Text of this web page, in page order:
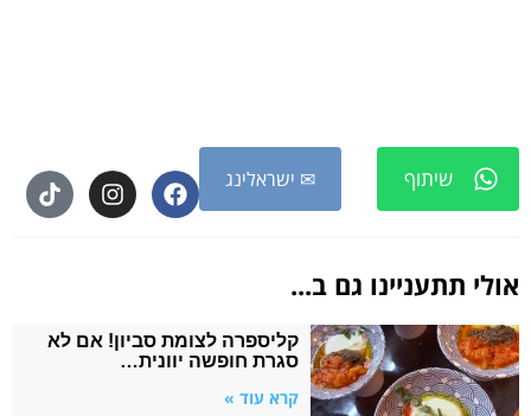
שיתוף ✉ ישראלינג
אולי תתעניינו גם ב...
קליספרה לצומת סביון! אם לא
סגרת חופשה יוונית…
קרא עוד »